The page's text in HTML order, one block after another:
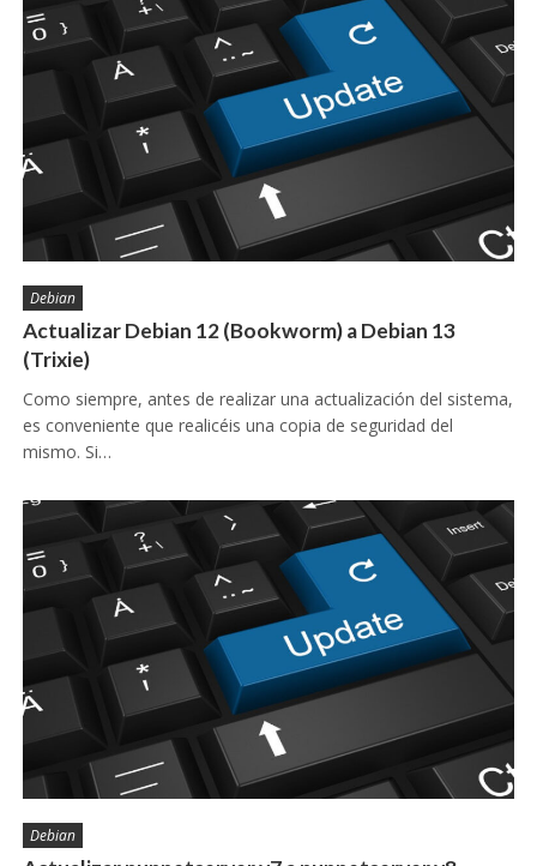
Debian
Actualizar Debian 12 (Bookworm) a Debian 13
(Trixie)
Como siempre, antes de realizar una actualización del sistema,
es conveniente que realicéis una copia de seguridad del
mismo. Si…
Debian